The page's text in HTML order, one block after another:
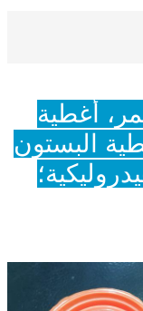
أغطية
البستون